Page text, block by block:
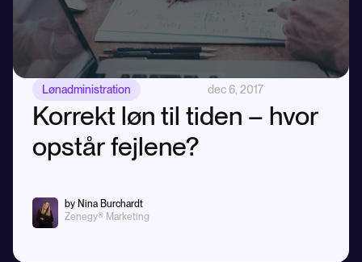
Lønadministration dec 6, 2017
Korrekt løn til tiden – hvor
opstår fejlene?
by Nina Burchardt
Zenegy® Marketing